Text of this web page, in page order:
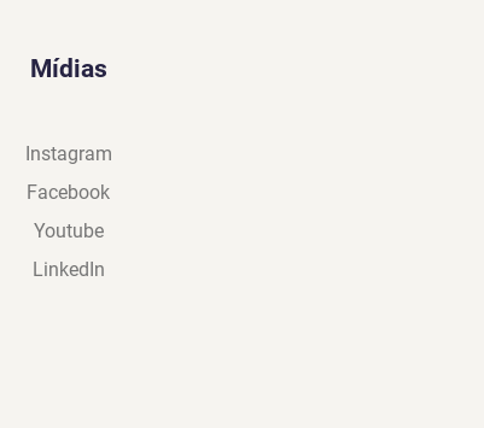
Mídias
Instagram
Facebook
Youtube
LinkedIn